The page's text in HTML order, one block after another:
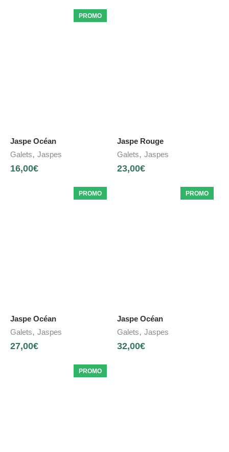
PROMO
Jaspe Océan
Galets, Jaspes
16,00€
Jaspe Rouge
Galets, Jaspes
23,00€
PROMO
Jaspe Océan
Galets, Jaspes
27,00€
PROMO
Jaspe Océan
Galets, Jaspes
32,00€
PROMO